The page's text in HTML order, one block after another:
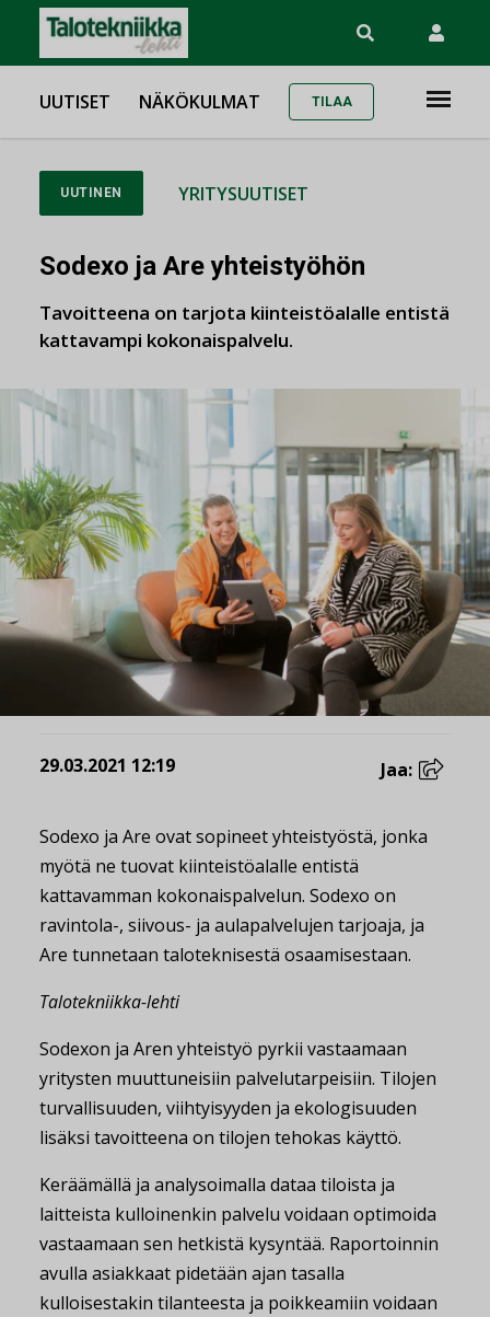
UUTISET NÄKÖKULMAT TILAA
UUTINEN YRITYSUUTISET
Sodexo ja Are yhteistyöhön
Tavoitteena on tarjota kiinteistöalalle entistä
kattavampi kokonaispalvelu.
29.03.2021 12:19 Jaa:
Sodexo ja Are ovat sopineet yhteistyöstä, jonka
myötä ne tuovat kiinteistöalalle entistä
kattavamman kokonaispalvelun. Sodexo on
ravintola-, siivous- ja aulapalvelujen tarjoaja, ja
Are tunnetaan taloteknisestä osaamisestaan.
Talotekniikka-lehti
Sodexon ja Aren yhteistyö pyrkii vastaamaan
yritysten muuttuneisiin palvelutarpeisiin. Tilojen
turvallisuuden, viihtyisyyden ja ekologisuuden
lisäksi tavoitteena on tilojen tehokas käyttö.
Keräämällä ja analysoimalla dataa tiloista ja
laitteista kulloinenkin palvelu voidaan optimoida
vastaamaan sen hetkistä kysyntää. Raportoinnin
avulla asiakkaat pidetään ajan tasalla
kulloisestakin tilanteesta ja poikkeamiin voidaan